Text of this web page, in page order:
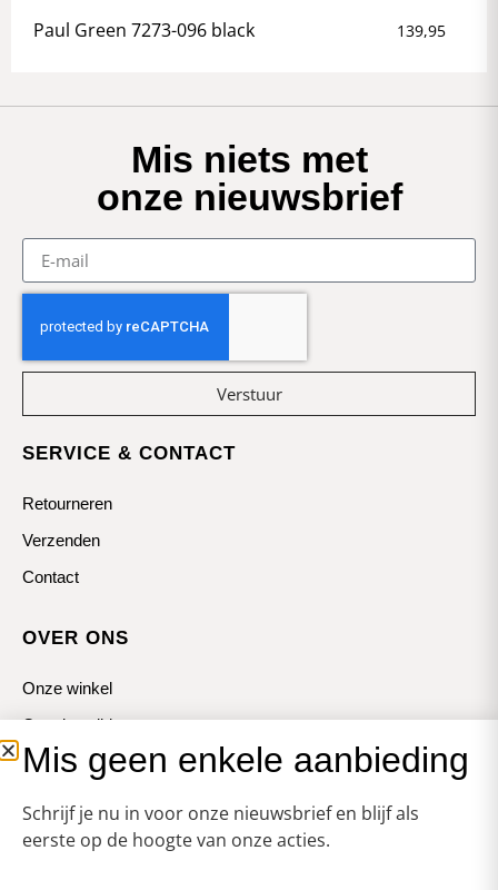
Paul Green 7273-096 black 139,95
Mis niets met
onze nieuwsbrief
Verstuur
SERVICE & CONTACT
Retourneren
Verzenden
Contact
OVER ONS
Onze winkel
Openingstijden
Koopzondagen
Mis geen enkele aanbieding
Schrijf je nu in voor onze nieuwsbrief en blijf als
eerste op de hoogte van onze acties.